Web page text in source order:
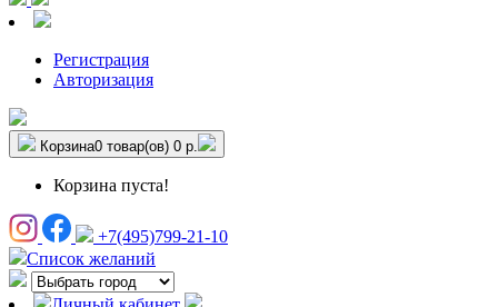
Регистрация
Авторизация
Корзина0 товар(ов) 0 р.
Корзина пуста!
+7(495)799-21-10
Список желаний